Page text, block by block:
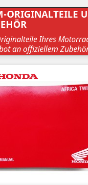
ORIGINALTEILE
Ihres
an offiziellem